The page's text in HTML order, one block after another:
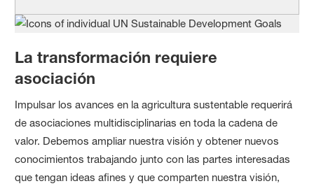
La transformación requiere
asociación
Impulsar los avances en la agricultura sustentable requerirá
de asociaciones multidisciplinarias en toda la cadena de
valor. Debemos ampliar nuestra visión y obtener nuevos
conocimientos trabajando junto con las partes interesadas
que tengan ideas afines y que comparten nuestra visión,